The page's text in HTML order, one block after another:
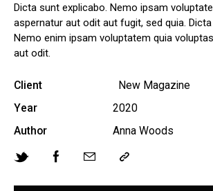
Dicta sunt explicabo. Nemo ipsam
aspernatur aut odit aut fugit, sed quia. Dicta
Nemo enim ipsam voluptatem quia
aut odit.
Client
New Magazine
Year
2020
Author
Anna Woods